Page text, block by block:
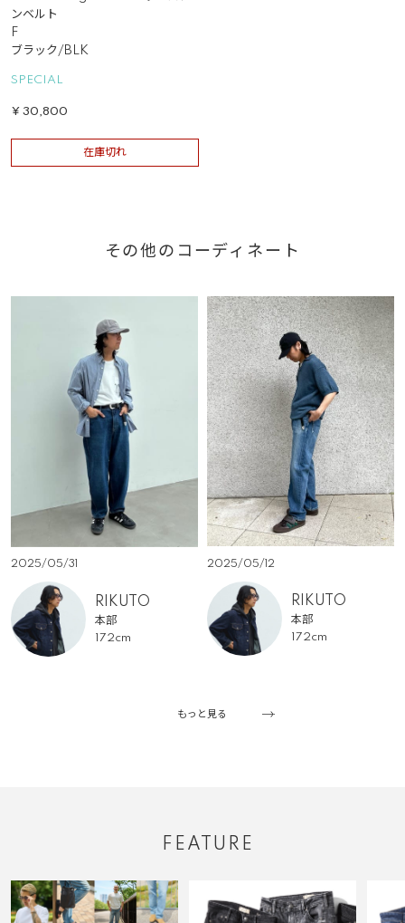
ンベルト
F
ブラック/BLK
SPECIAL
¥ 30,800
在庫切れ
その他のコーディネート
2025/05/31
RIKUTO
本部
172cm
2025/05/12
RIKUTO
本部
172cm
もっと見る
FEATURE